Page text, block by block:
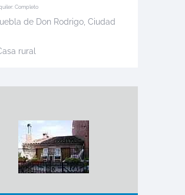
Completo
de Don Rodrigo, Ciudad
rural